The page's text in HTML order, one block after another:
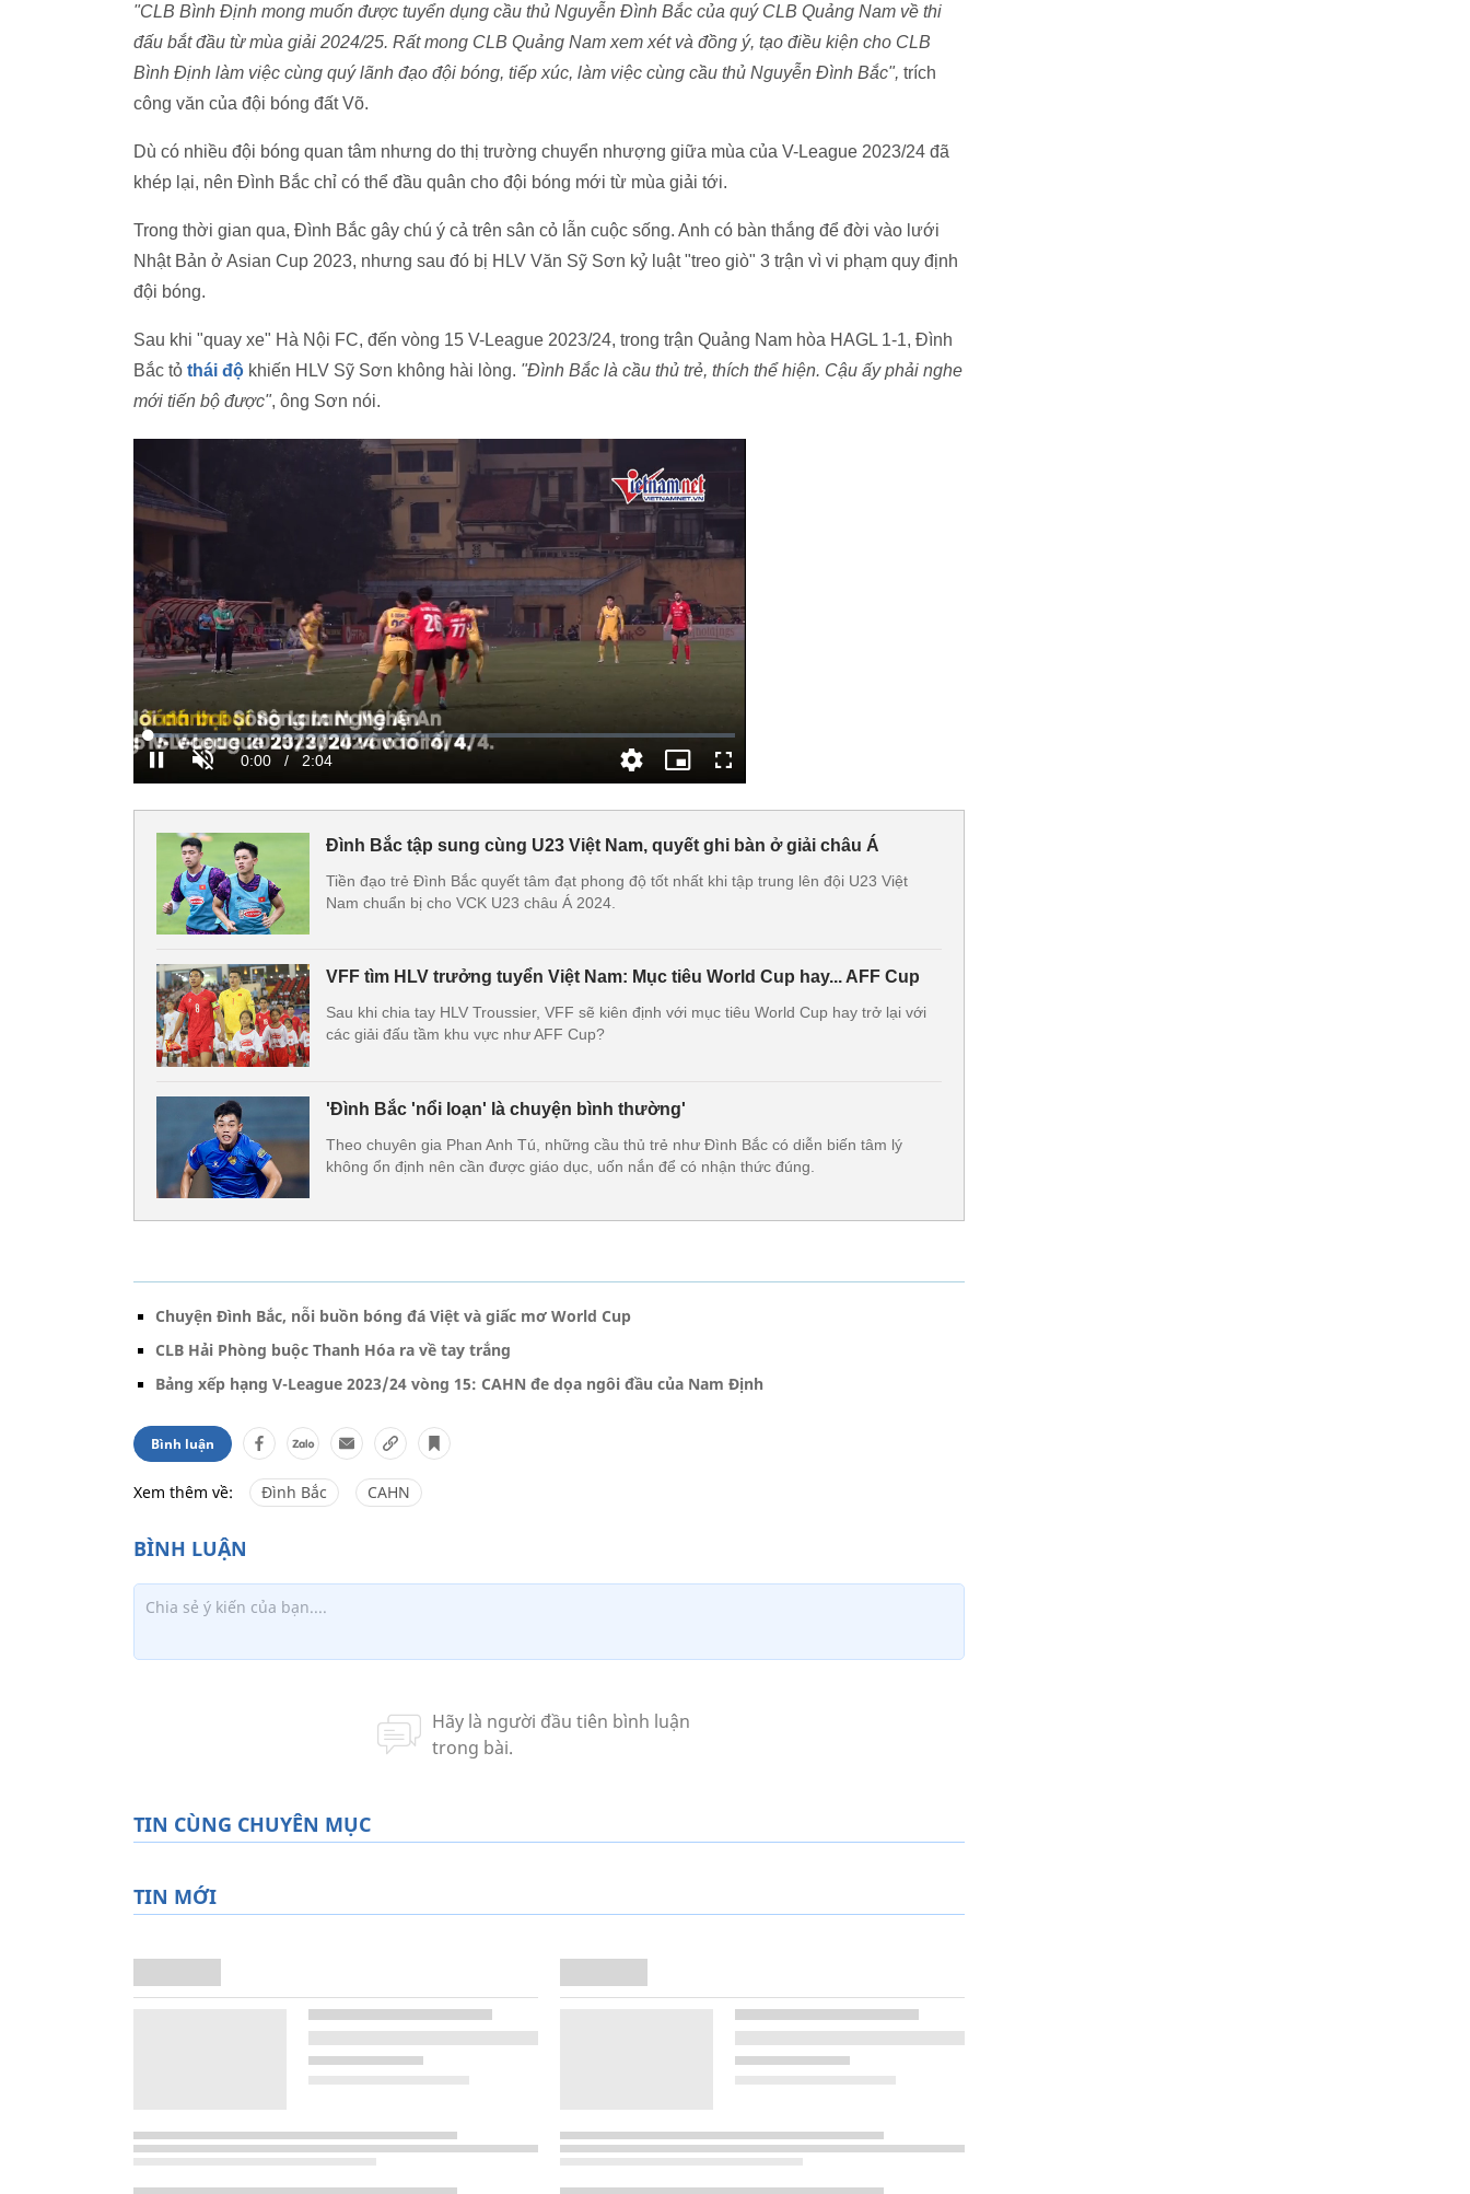
"CLB Bình Định mong muốn được tuyển dụng cầu thủ Nguyễn Đình Bắc của quý CLB Quảng Nam về thi
đấu bắt đầu từ mùa giải 2024/25. Rất mong CLB Quảng Nam xem xét và đồng ý, tạo điều kiện cho CLB
Bình Định làm việc cùng quý lãnh đạo đội bóng, tiếp xúc, làm việc cùng cầu thủ Nguyễn Đình Bắc", trích
công văn của đội bóng đất Võ.
Dù có nhiều đội bóng quan tâm nhưng do thị trường chuyển nhượng giữa mùa của V-League 2023/24 đã
khép lại, nên Đình Bắc chỉ có thể đầu quân cho đội bóng mới từ mùa giải tới.
Trong thời gian qua, Đình Bắc gây chú ý cả trên sân cỏ lẫn cuộc sống. Anh có bàn thắng để đời vào lưới
Nhật Bản ở Asian Cup 2023, nhưng sau đó bị HLV Văn Sỹ Sơn kỷ luật "treo giò" 3 trận vì vi phạm quy định
đội bóng.
Sau khi "quay xe" Hà Nội FC, đến vòng 15 V-League 2023/24, trong trận Quảng Nam hòa HAGL 1-1, Đình
Bắc tỏ thái độ khiến HLV Sỹ Sơn không hài lòng. "Đình Bắc là cầu thủ trẻ, thích thể hiện. Cậu ấy phải nghe
mới tiến bộ được", ông Sơn nói.
Đình Bắc tập sung cùng U23 Việt Nam, quyết ghi bàn ở giải châu Á
Tiền đạo trẻ Đình Bắc quyết tâm đạt phong độ tốt nhất khi tập trung lên đội U23 Việt
Nam chuẩn bị cho VCK U23 châu Á 2024.
VFF tìm HLV trưởng tuyển Việt Nam: Mục tiêu World Cup hay... AFF Cup
Sau khi chia tay HLV Troussier, VFF sẽ kiên định với mục tiêu World Cup hay trở lại với
các giải đấu tầm khu vực như AFF Cup?
'Đình Bắc 'nổi loạn' là chuyện bình thường'
Theo chuyên gia Phan Anh Tú, những cầu thủ trẻ như Đình Bắc có diễn biến tâm lý
không ổn định nên cần được giáo dục, uốn nắn để có nhận thức đúng.
Chuyện Đình Bắc, nỗi buồn bóng đá Việt và giấc mơ World Cup
CLB Hải Phòng buộc Thanh Hóa ra về tay trắng
Bảng xếp hạng V-League 2023/24 vòng 15: CAHN đe dọa ngôi đầu của Nam Định
Bình luận
Xem thêm về: Đình Bắc CAHN
TIN CÙNG CHUYÊN MỤC
TIN MỚI